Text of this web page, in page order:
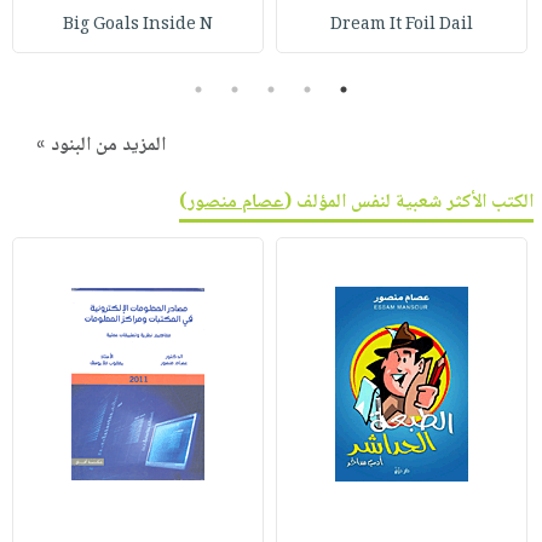
Dream It Foil Dail
Big Goals Inside N
1
2
3
4
5
المزيد من البنود »
الكتب الأكثر شعبية لنفس المؤلف (عصام منصور)